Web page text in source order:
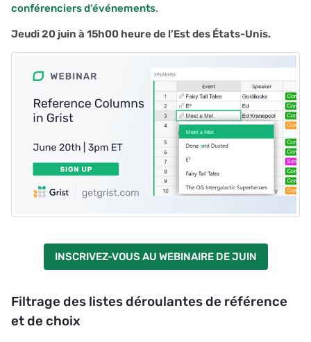
conférenciers d’événements.
Jeudi 20 juin à 15h00 heure de l’Est des États-Unis.
INSCRIVEZ-VOUS AU WEBINAIRE DE JUIN
Filtrage des listes déroulantes de référence
et de choix